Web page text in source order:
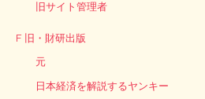
旧サイト管理者
F 旧・財研出版
元
日本経済を解説するヤンキー